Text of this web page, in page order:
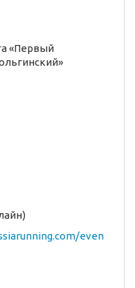
«Первый
even